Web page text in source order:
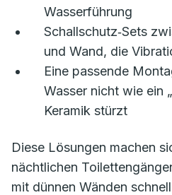
Wasserführung
Schallschutz‑Sets
und Wand, die
Eine passende
Wasser nicht wie ein
Keramik stürzt
Diese Lösungen machen
nächtlichen
mit dünnen Wänden